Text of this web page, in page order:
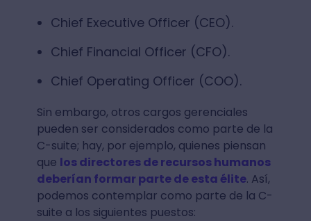
Chief Executive Officer (CEO).
Chief Financial Officer (CFO).
Chief Operating Officer (COO).
Sin embargo, otros cargos gerenciales
pueden ser considerados como parte de la
C-suite; hay, por ejemplo, quienes piensan
que los directores de recursos humanos
deberían formar parte de esta élite. Así,
podemos contemplar como parte de la C-
suite a los siguientes puestos: